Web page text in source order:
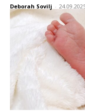
Deborah Sovilj -